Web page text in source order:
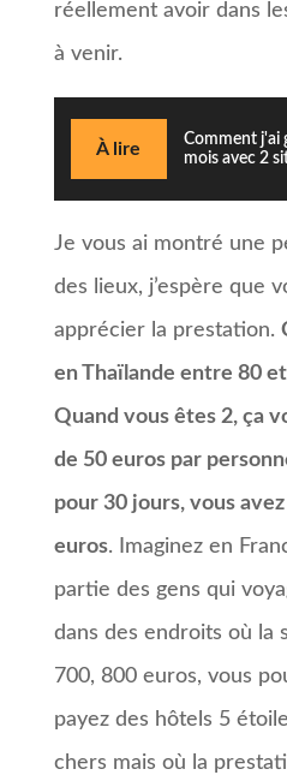
réellement avoir dans
à venir.
À lire
Comment j'ai
mois avec 2
Je vous ai montré une
des lieux, j’espère que
apprécier la prestation.
en Thaïlande entre 80
Quand vous êtes 2, ça
de 50 euros par
pour 30 jours, vous
euros. Imaginez en
partie des gens qui
dans des endroits où la
700, 800 euros, vous
payez des hôtels 5
chers mais où la